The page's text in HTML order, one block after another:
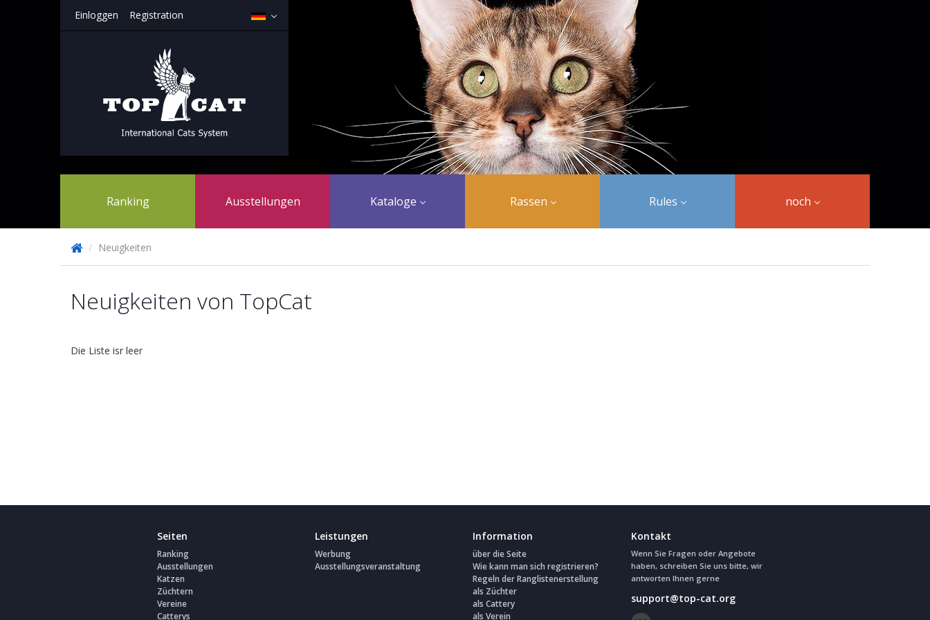
Einloggen Registration
Ranking Ausstellungen Kataloge Rassen Rules noch
/ Neuigkeiten
Neuigkeiten von TopCat
Die Liste isr leer
Seiten
Ranking
Ausstellungen
Katzen
Züchtern
Vereine
Catterys
Leistungen
Werbung
Ausstellungsveranstaltung
Information
über die Seite
Wie kann man sich registrieren?
Regeln der Ranglistenerstellung
als Züchter
als Cattery
als Verein
Kontakt
Wenn Sie Fragen oder Angebote
haben, schreiben Sie uns bitte, wir
antworten Ihnen gerne
support@top-cat.org